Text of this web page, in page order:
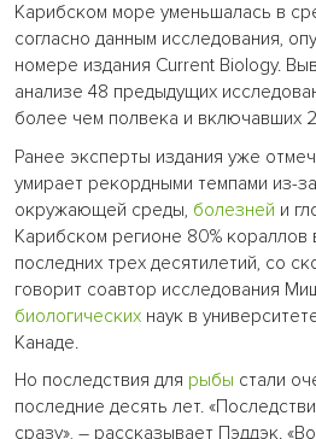
Карибском море уменьшалась в
согласно данным исследования,
номере издания Current Biology.
анализе 48 предыдущих
более чем полвека и включавших
Ранее эксперты издания уже
умирает рекордными темпами из-
окружающей среды, болезней и
Карибском регионе 80% кораллов
последних трех десятилетий, со
говорит соавтор исследования
биологических наук в
Канаде.
Но последствия для рыбы стали
последние десять лет.
сразу», – рассказывает Пэддэк.